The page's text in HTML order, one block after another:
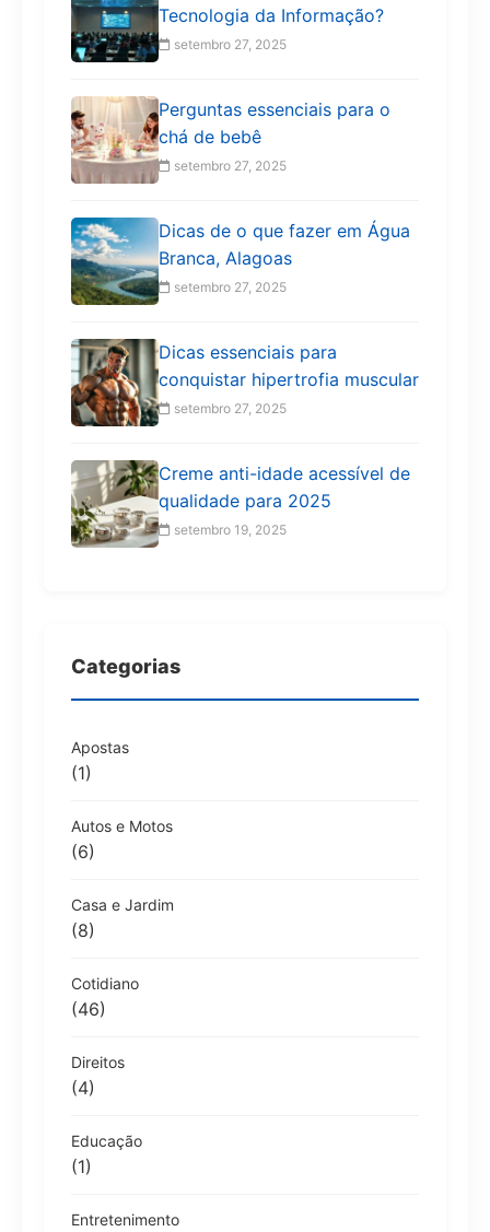
Tecnologia da Informação?
setembro 27, 2025
Perguntas essenciais para o
chá de bebê
setembro 27, 2025
Dicas de o que fazer em Água
Branca, Alagoas
setembro 27, 2025
Dicas essenciais para
conquistar hipertrofia muscular
setembro 27, 2025
Creme anti-idade acessível de
qualidade para 2025
setembro 19, 2025
Categorias
Apostas
(1)
Autos e Motos
(6)
Casa e Jardim
(8)
Cotidiano
(46)
Direitos
(4)
Educação
(1)
Entretenimento